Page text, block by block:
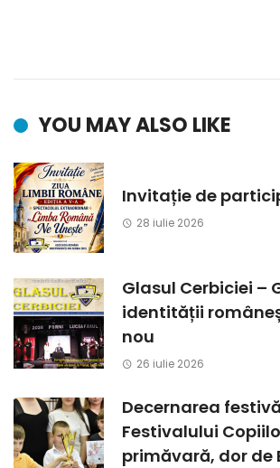
YOU MAY ALSO LIKE
Invitație de
28 iulie 2026
Glasul Cerbiciei –
identității
nou
26 iulie 2026
Decernarea
Festivalului
primăvară, dor de